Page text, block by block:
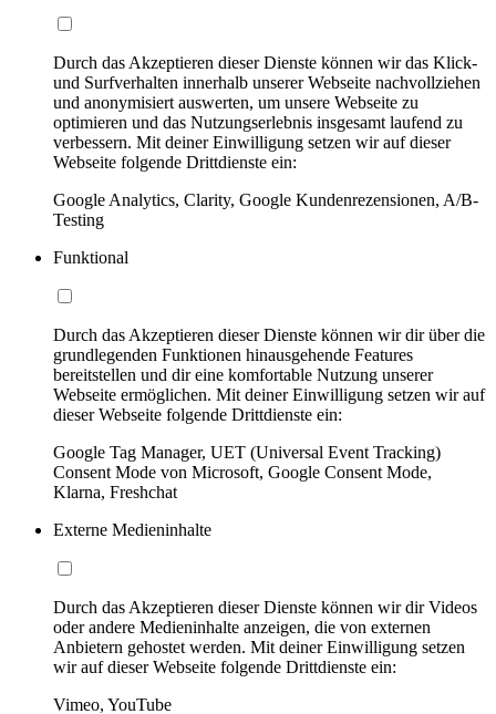
Durch das Akzeptieren dieser Dienste können wir das Klick-
und Surfverhalten innerhalb unserer Webseite nachvollziehen
und anonymisiert auswerten, um unsere Webseite zu
optimieren und das Nutzungserlebnis insgesamt laufend zu
verbessern. Mit deiner Einwilligung setzen wir auf dieser
Webseite folgende Drittdienste ein:
Google Analytics, Clarity, Google Kundenrezensionen, A/B-
Testing
Funktional
Durch das Akzeptieren dieser Dienste können wir dir über die
grundlegenden Funktionen hinausgehende Features
bereitstellen und dir eine komfortable Nutzung unserer
Webseite ermöglichen. Mit deiner Einwilligung setzen wir auf
dieser Webseite folgende Drittdienste ein:
Google Tag Manager, UET (Universal Event Tracking)
Consent Mode von Microsoft, Google Consent Mode,
Klarna, Freshchat
Externe Medieninhalte
Durch das Akzeptieren dieser Dienste können wir dir Videos
oder andere Medieninhalte anzeigen, die von externen
Anbietern gehostet werden. Mit deiner Einwilligung setzen
wir auf dieser Webseite folgende Drittdienste ein:
Vimeo, YouTube